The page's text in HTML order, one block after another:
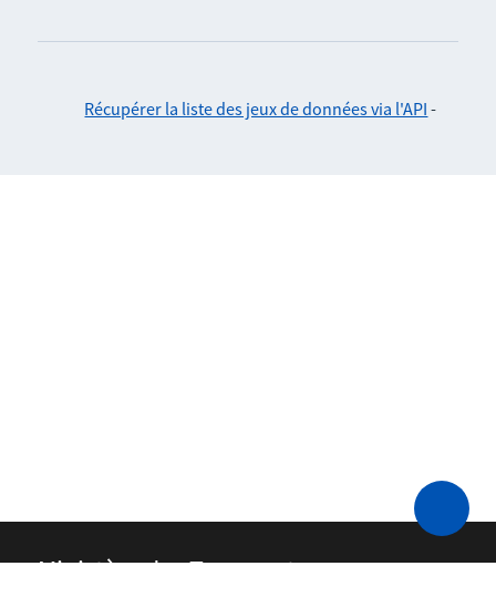
Récupérer la liste des jeux de données via l'API -
Ministère des Transports